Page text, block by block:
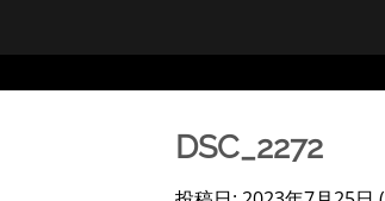
DSC_2272